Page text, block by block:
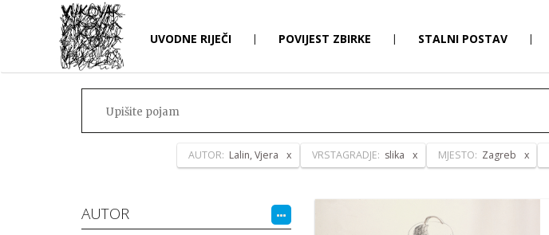
UVODNE RIJEČI | POVIJEST ZBIRKE | STALNI POSTAV |
AUTOR: Lalin, Vjera VRSTAGRADJE: slika MJESTO: Zagreb
AUTOR